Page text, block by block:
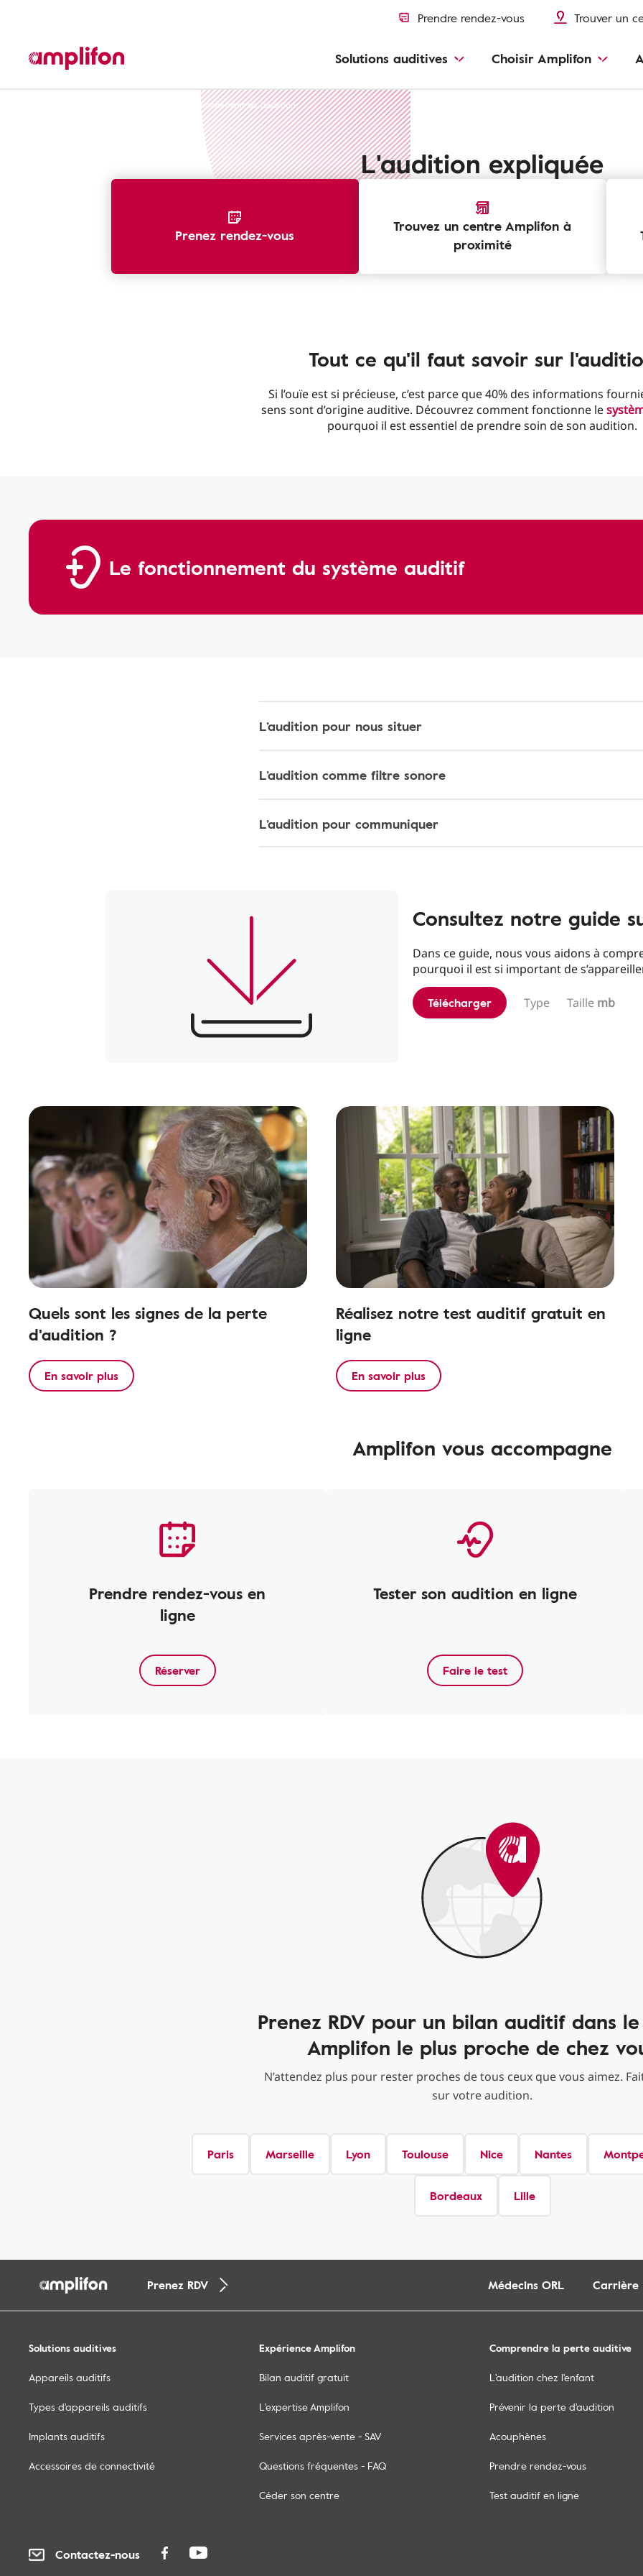
Prendre rendez-vous Trouver un
Solutions auditives Choisir Amplifon
Fonctionnement de l'audition
L'audition expliquée
Prenez rendez-vous
Trouvez un centre Amplifon à
proximité
Tout ce qu'il faut savoir sur
Si l’ouïe est si précieuse, c’est parce que 40% des informations
sens sont d’origine auditive. Découvrez comment fonctionne le
pourquoi il est essentiel de prendre soin de son audition.
Le fonctionnement du système auditif
L’audition pour nous situer
L’audition comme filtre sonore
L’audition pour communiquer
Consultez notre guide
Dans ce guide, nous vous aidons à
pourquoi il est si important de
Télécharger Type Taille mb
Quels sont les signes de la perte
d'audition ?
En savoir plus
Réalisez notre test auditif gratuit en
ligne
En savoir plus
Amplifon vous accompagne
Prendre rendez-vous en
ligne
Réserver
Tester son audition en ligne
Faire le test
Prenez RDV pour un bilan auditif dans
Amplifon le plus proche de chez
N’attendez plus pour rester proches de tous ceux que vous aimez.
sur votre audition.
Paris Marseille Lyon Toulouse Nice Nantes
Bordeaux Lille
Prenez RDV Médecins ORL Carrière
Solutions auditives
Appareils auditifs
Types d'appareils auditifs
Implants auditifs
Accessoires de connectivité
Expérience Amplifon
Bilan auditif gratuit
L'expertise Amplifon
Services après-vente - SAV
Questions fréquentes - FAQ
Céder son centre
Comprendre la perte auditive
L'audition chez l'enfant
Prévenir la perte d'audition
Acouphènes
Prendre rendez-vous
Test auditif en ligne
Contactez-nous